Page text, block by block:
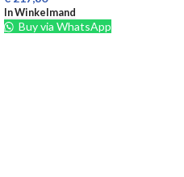
In Winkelmand
Buy via WhatsApp